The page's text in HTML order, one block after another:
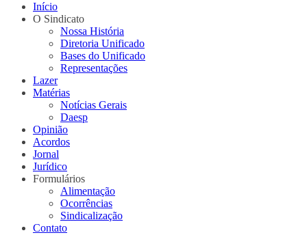
Início
O Sindicato
Nossa História
Diretoria Unificado
Bases do Unificado
Representações
Lazer
Matérias
Notícias Gerais
Daesp
Opinião
Acordos
Jornal
Jurídico
Formulários
Alimentação
Ocorrências
Sindicalização
Contato